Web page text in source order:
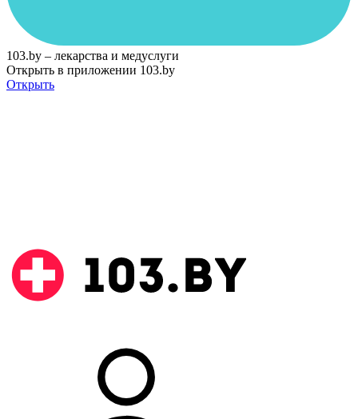
103.by – лекарства и медуслуги
Открыть в приложении 103.by
Открыть